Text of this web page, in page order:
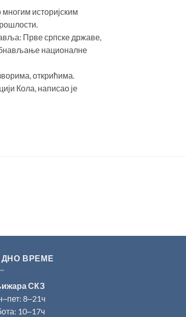
историјским
Прве српске државе,
националне
открићима.
Кола, написао је
ВРЕМЕ
СКЗ
8‒21ч
10‒17ч